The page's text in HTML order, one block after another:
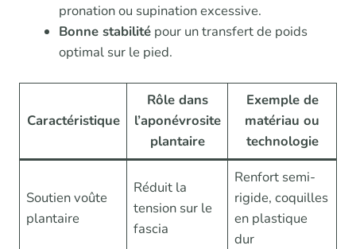
pronation ou supination excessive.
Bonne stabilitépour un transfert de poids
optimal sur le pied.
Caractéristique
Rôle dans
l’aponévrosite
plantaire
Exemple de
matériau ou
technologie
Soutien voûte
plantaire
Réduit la
tension sur le
fascia
Renfort semi-
rigide, coquilles
en plastique
dur